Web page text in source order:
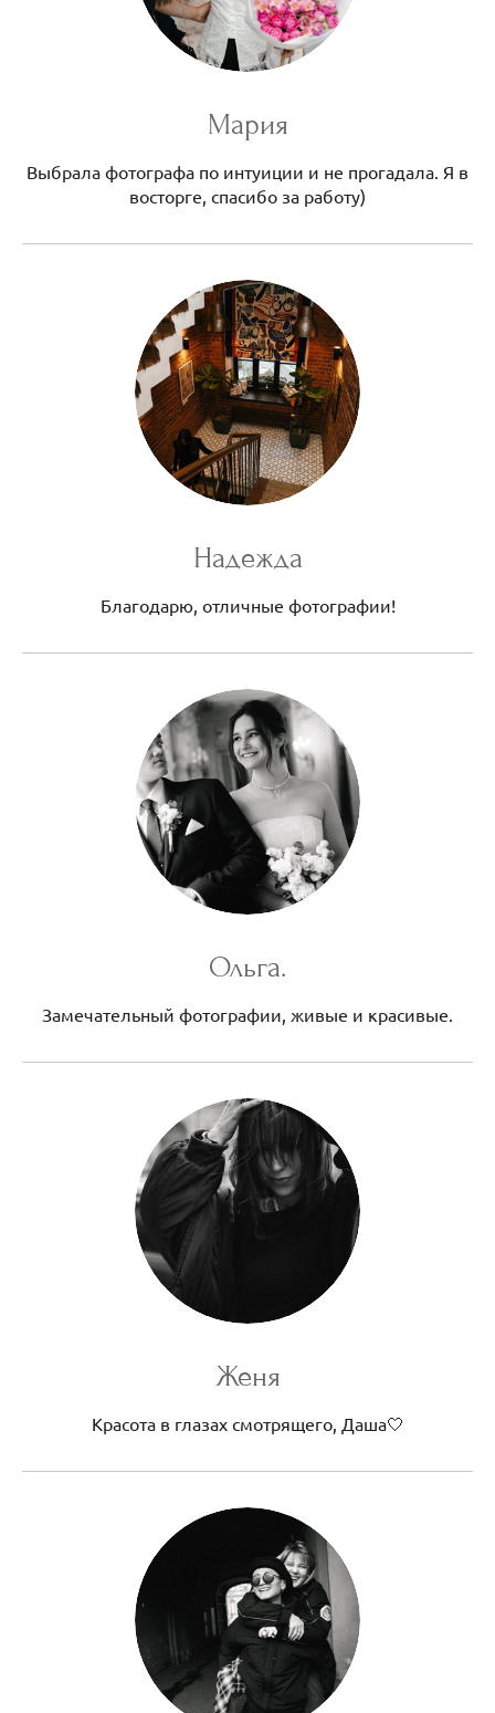
Мария
Выбрала фотографа по интуиции и не прогадала. Я в
восторге, спасибо за работу)
Надежда
Благодарю, отличные фотографии!
Ольга.
Замечательный фотографии, живые и красивые.
Женя
Красота в глазах смотрящего, Даша🤍